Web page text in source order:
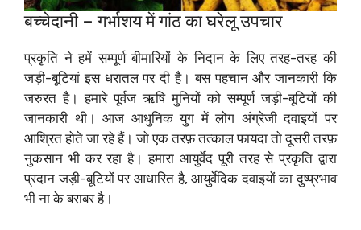
बच्चेदानी – गर्भाशय में गांठ का घरेलू उपचार
प्रकृति ने हमें सम्पूर्ण बीमारियों के निदान के लिए तरह-तरह की
जड़ी-बूटियां इस धरातल पर दी है। बस पहचान और जानकारी कि
जरुरत है। हमारे पूर्वज ऋषि मुनियों को सम्पूर्ण जड़ी-बूटियों की
जानकारी थी। आज आधुनिक युग में लोग अंग्रेजी दवाइयों पर
आश्रित होते जा रहे हैं। जो एक तरफ़ तत्काल फायदा तो दूसरी तरफ़
नुकसान भी कर रहा है। हमारा आयुर्वेद पूरी तरह से प्रकृति द्वारा
प्रदान जड़ी-बूटियों पर आधारित है, आयुर्वेदिक दवाइयों का दुष्प्रभाव
भी ना के बराबर है।